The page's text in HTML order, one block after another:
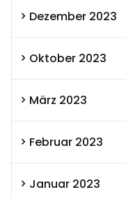
Dezember 2023
Oktober 2023
März 2023
Februar 2023
Januar 2023